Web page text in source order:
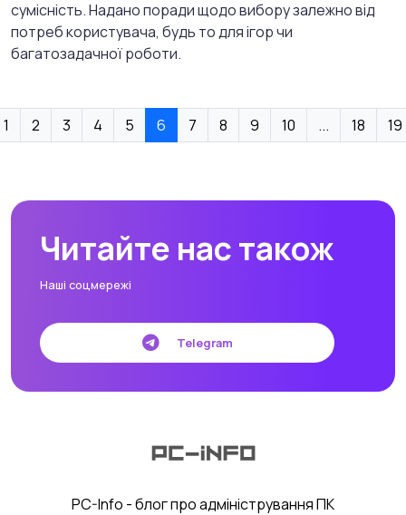
сумісність. Надано поради щодо вибору залежно від
потреб користувача, будь то для ігор чи
багатозадачної роботи.
1 2 3 4 5 6 7 8 9 10 ... 18 19
Читайте нас також
Наші соцмережі
Telegram
PC-Info - блог про адміністрування ПК